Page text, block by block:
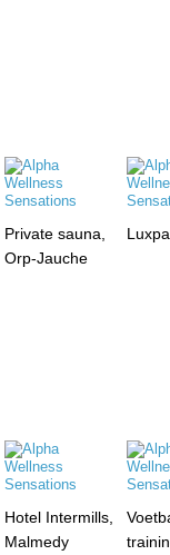
Private sauna,
Orp-Jauche
Hotel Intermills,
Malmedy